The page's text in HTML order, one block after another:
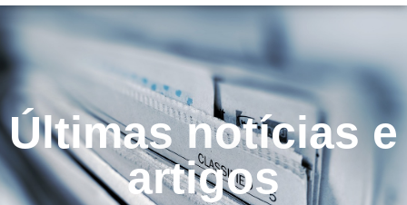
Últimas notícias e
artigos